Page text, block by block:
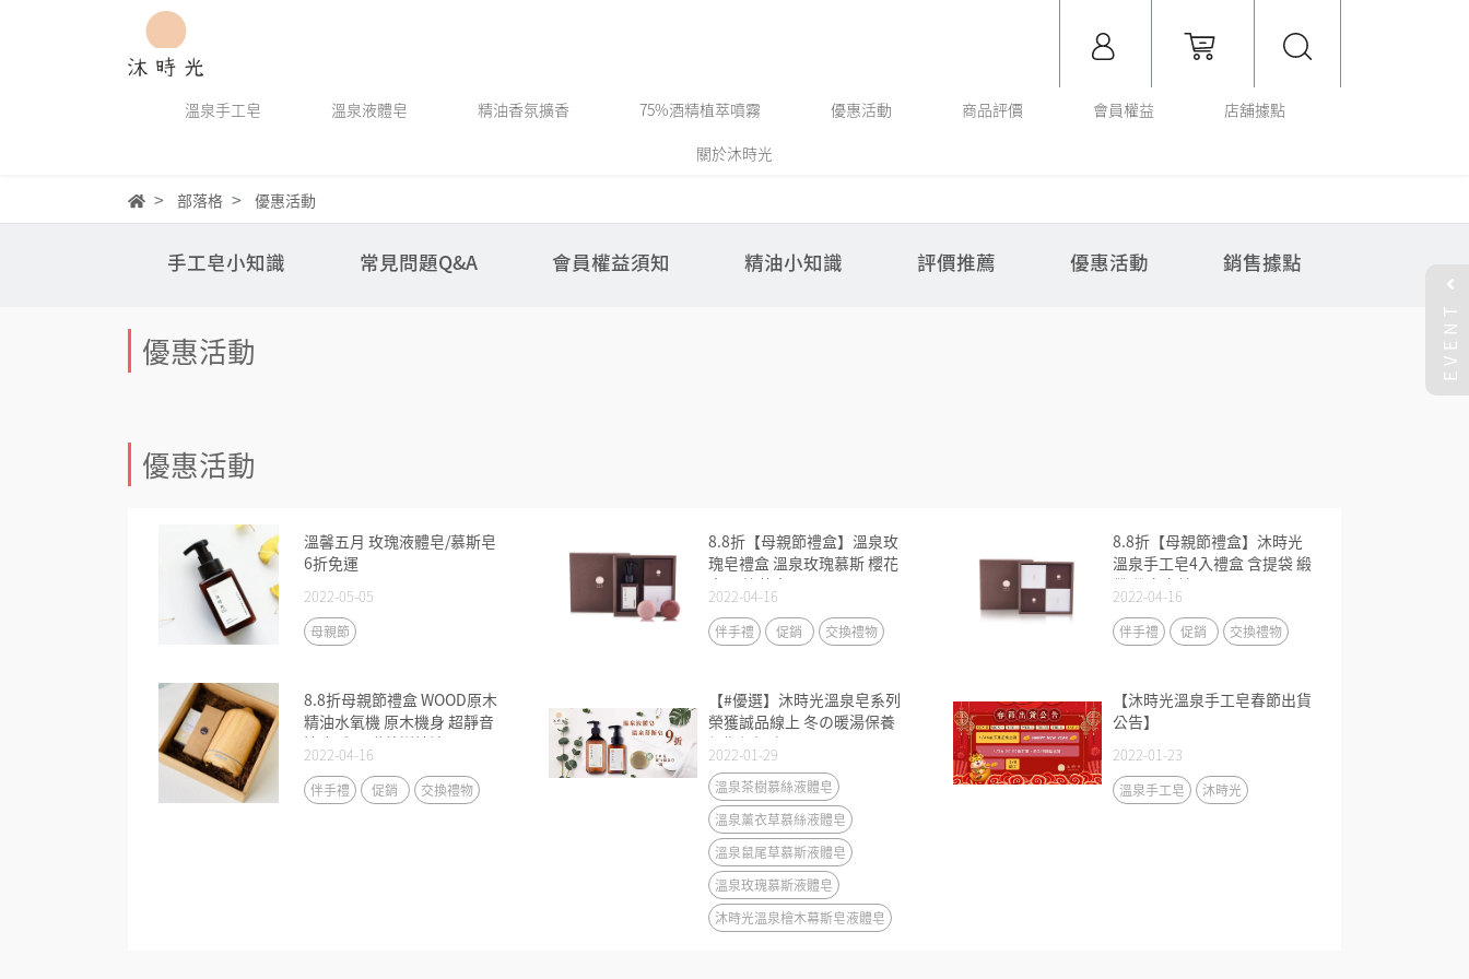
溫泉手工皂 溫泉液體皂 精油香氛擴香 75%酒精植萃噴霧 優惠活動 商品評價 會員權益
店舖據點
關於沐時光
部落格 優惠活動
手工皂小知識 常見問題Q&A 會員權益須知 精油小知識 評價推薦 優惠活動 銷售據點
優惠活動
優惠活動
溫馨五月 玫瑰液體皂/慕斯皂
6折免運
2022-05-05
母親節
8.8折【母親節禮盒】溫泉玫
瑰皂禮盒 溫泉玫瑰慕斯 櫻花
皂 天竺葵皂
2022-04-16
伴手禮 促銷 交換禮物
8.8折【母親節禮盒】沐時光
溫泉手工皂4入禮盒 含提袋 緞
帶 代寫卡片
2022-04-16
伴手禮 促銷 交換禮物
8.8折母親節禮盒 WOOD原木
精油水氧機 原木機身 超靜音
適合睡眠 贈茶樹精油
2022-04-16
伴手禮 促銷 交換禮物
【#優選】沐時光溫泉皂系列
榮獲誠品線上 冬の暖湯保養
假期優選商品
2022-01-29
溫泉茶樹慕絲液體皂
溫泉薰衣草慕絲液體皂
溫泉鼠尾草慕斯液體皂
溫泉玫瑰慕斯液體皂
沐時光溫泉檜木幕斯皂液體皂
【沐時光溫泉手工皂春節出貨
公告】
2022-01-23
溫泉手工皂 沐時光
EVENT